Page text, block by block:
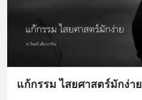
แก้กรรม ไสยศาสตร์มักง่าย